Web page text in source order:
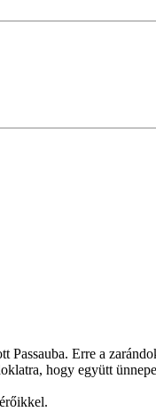
Erre a
hogy együtt